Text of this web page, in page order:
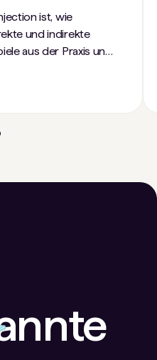
ist, wie
und indirekte
aus der Praxis und